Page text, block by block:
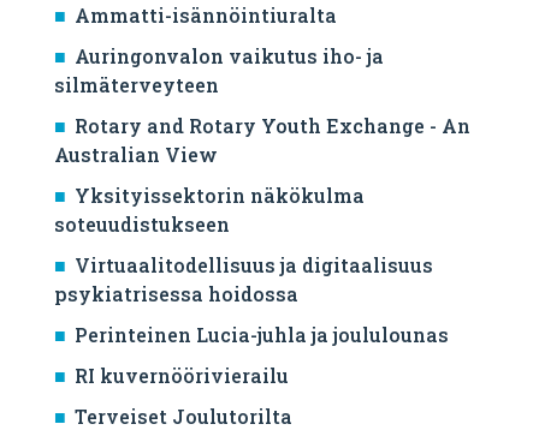
Ammatti-isännöintiuralta
Auringonvalon vaikutus iho- ja
silmäterveyteen
Rotary and Rotary Youth Exchange - An
Australian View
Yksityissektorin näkökulma
soteuudistukseen
Virtuaalitodellisuus ja digitaalisuus
psykiatrisessa hoidossa
Perinteinen Lucia-juhla ja joululounas
RI kuvernöörivierailu
Terveiset Joulutorilta